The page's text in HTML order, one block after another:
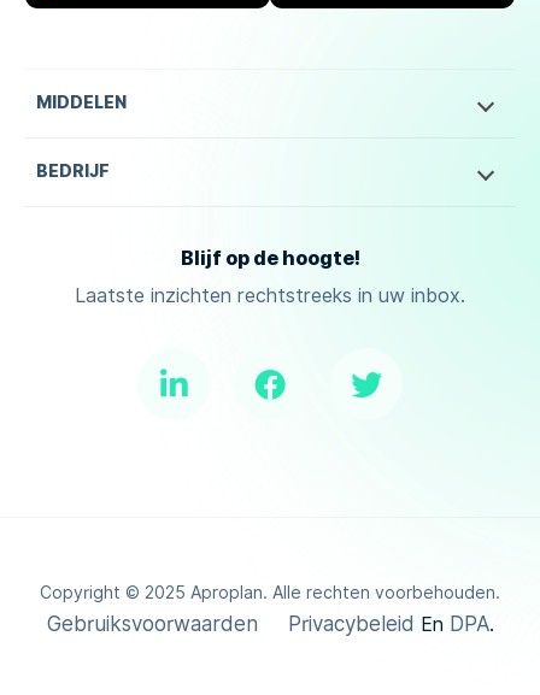
MIDDELEN
BEDRIJF
Blijf op de hoogte!
Laatste inzichten rechtstreeks in uw inbox.
Copyright © 2025 Aproplan. Alle rechten voorbehouden.
Gebruiksvoorwaarden Privacybeleid En DPA.